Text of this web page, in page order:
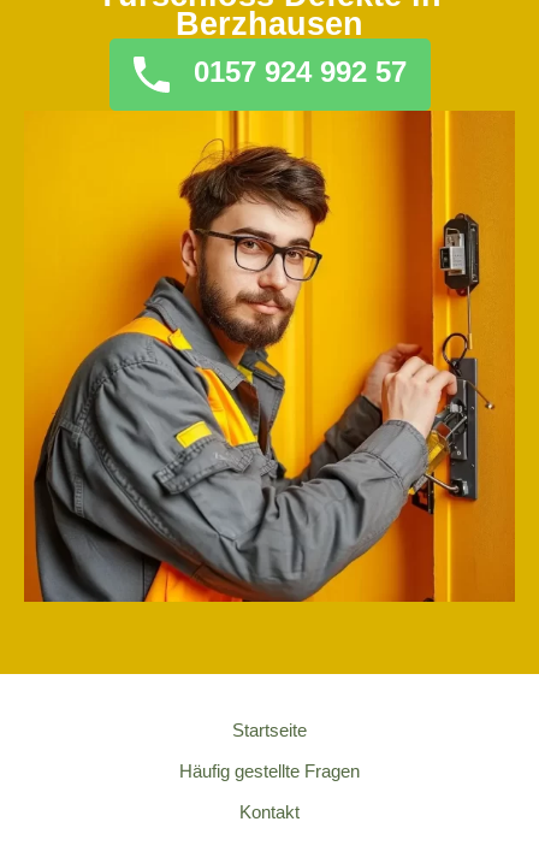
Berzhausen
0157 924 992 57
Startseite
Häufig gestellte Fragen
Kontakt